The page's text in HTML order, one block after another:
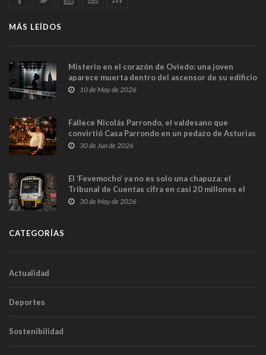
MÁS LEÍDOS
Misterio en el corazón de Oviedo: una joven
aparece muerta dentro del ascensor de su edificio
y las cámaras captan sus últimos minutos
10 de May de 2026
Fallece Nicolás Parrondo, el valdesano que
convirtió Casa Parrondo en un pedazo de Asturias
en Madrid
30 de Jun de 2026
El ‘Fevemocho’ ya no es solo una chapuza: el
Tribunal de Cuentas cifra en casi 20 millones el
sobrecoste de los trenes que no cabían por los
30 de May de 2026
CATEGORÍAS
Actualidad
Deportes
Sostenibilidad